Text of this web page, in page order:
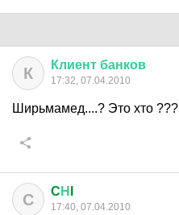
К Клиент банков
17:32, 07.04.2010
Ширьмамед....? Это хто ???
C C Н
17:40, 07.04.2010